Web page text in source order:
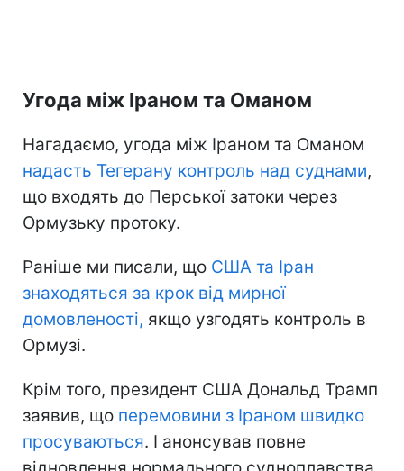
Угода між Іраном та Оманом
Нагадаємо, угода між Іраном та Оманом
надасть Тегерану контроль над суднами,
що входять до Перської затоки через
Ормузьку протоку.
Раніше ми писали, що США та Іран
знаходяться за крок від мирної
домовленості, якщо узгодять контроль в
Ормузі.
Крім того, президент США Дональд Трамп
заявив, що перемовини з Іраном швидко
просуваються. І анонсував повне